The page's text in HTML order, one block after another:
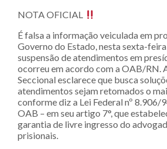
NOTA OFICIAL
É falsa a informação veiculada em
Governo do Estado, nesta sexta-feira
suspensão de atendimentos em
ocorreu em acordo com a OAB/RN.
Seccional esclarece que busca
atendimentos sejam retomados o
conforme diz a Lei Federal nº 8.906/
OAB – em seu artigo 7°, que
garantia de livre ingresso do
prisionais.